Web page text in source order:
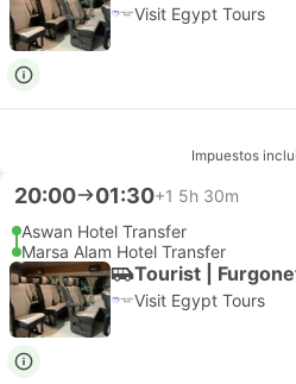
Visit Egypt Tours
Impuestos
20:00 01:30+1 5h 30m
Aswan Hotel Transfer
Marsa Alam Hotel Transfer
Tourist |
Visit Egypt Tours